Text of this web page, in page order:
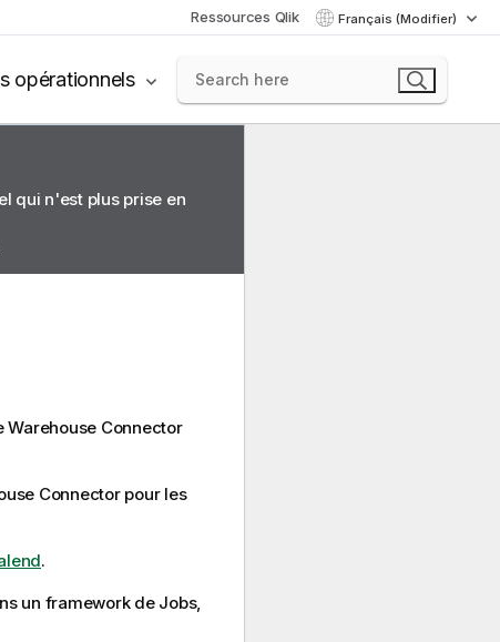
Ressources Qlik Français (Modifier)
opérationnels
qui n'est plus prise en
Connector
Connector pour les
.
un framework de Jobs,